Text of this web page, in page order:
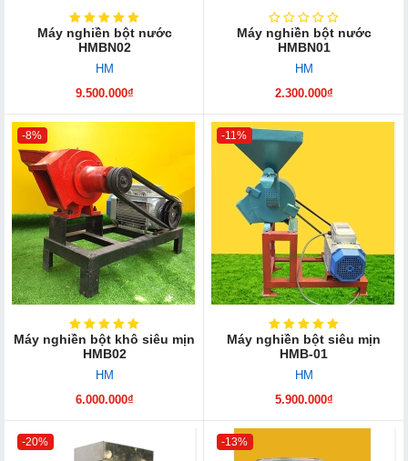
Máy nghiền bột nước
HMBN02
HM
9.500.000₫
Máy nghiền bột nước
HMBN01
HM
2.300.000₫
-8%
Máy nghiền bột khô siêu mịn
HMB02
HM
6.000.000₫
-11%
Máy nghiền bột siêu mịn
HMB-01
HM
5.900.000₫
-20% -13%